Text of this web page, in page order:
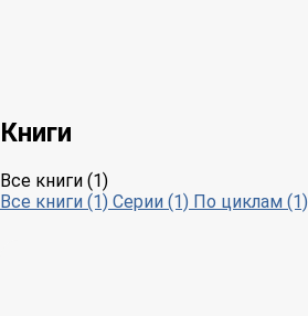
Книги
Все книги (1)
Все книги (1) Серии (1) По циклам (1)